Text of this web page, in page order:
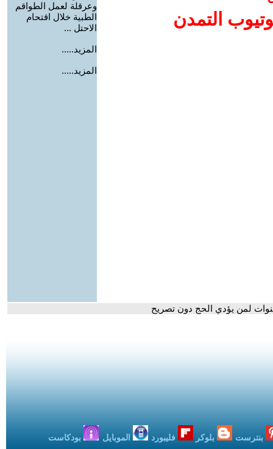
التمدن
وعرقلة لعمل الطواقم
الطبية خلال اقتحام
الاحتل ...
المزيد.....
المزيد.....
بنترست بلوكر فليبورد الموبايل بودكاست